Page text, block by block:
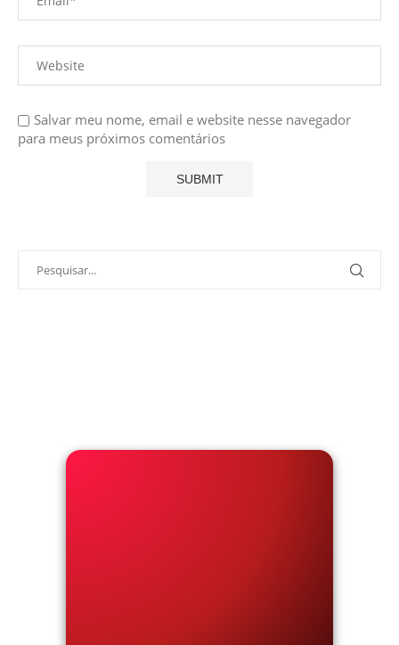
Salvar meu nome, email e website nesse navegador
para meus próximos comentários